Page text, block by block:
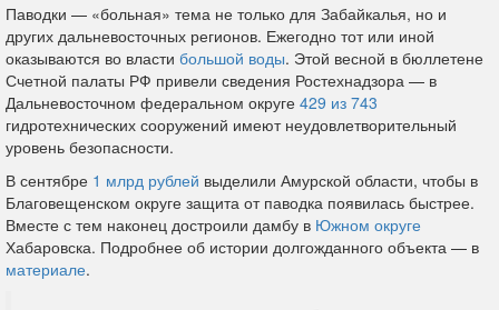
Паводки — «больная» тема не только для Забайкалья, но и
других дальневосточных регионов. Ежегодно тот или иной
оказываются во власти большой воды. Этой весной в бюллетене
Счетной палаты РФ привели сведения Ростехнадзора — в
Дальневосточном федеральном округе 429 из 743
гидротехнических сооружений имеют неудовлетворительный
уровень безопасности.
В сентябре 1 млрд рублей выделили Амурской области, чтобы в
Благовещенском округе защита от паводка появилась быстрее.
Вместе с тем наконец достроили дамбу в Южном округе
Хабаровска. Подробнее об истории долгожданного объекта — в
материале.